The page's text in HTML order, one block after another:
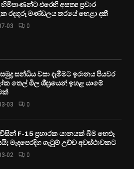
එරෙහි අසත්‍ය ප්‍රචාර
රදගුරු මණ්ඩලය තරයේ හෙළා දකී
03 0
සන්ධිය වසා දැමීමට ඉරානය පියවර
තෙල් මිල ශීඝ්‍රයෙන් ඉහළ යාමේ
03 0
F-15 ප්‍රහාරක යානයක් බිම හෙළූ
මැදපෙරදිග ගැටුම් උච්ච අවස්ථාවකට
02 0